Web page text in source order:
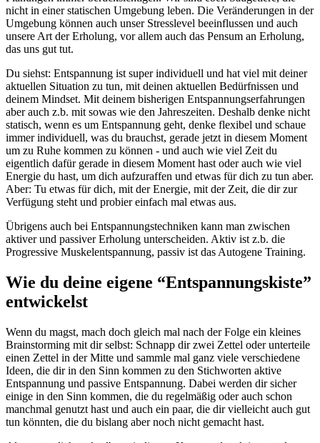
nicht in einer statischen Umgebung leben. Die Veränderungen in der
Umgebung können auch unser Stresslevel beeinflussen und auch
unsere Art der Erholung, vor allem auch das Pensum an Erholung,
das uns gut tut.
Du siehst: Entspannung ist super individuell und hat viel mit deiner
aktuellen Situation zu tun, mit deinen aktuellen Bedürfnissen und
deinem Mindset. Mit deinem bisherigen Entspannungserfahrungen
aber auch z.b. mit sowas wie den Jahreszeiten. Deshalb denke nicht
statisch, wenn es um Entspannung geht, denke flexibel und schaue
immer individuell, was du brauchst, gerade jetzt in diesem Moment
um zu Ruhe kommen zu können - und auch wie viel Zeit du
eigentlich dafür gerade in diesem Moment hast oder auch wie viel
Energie du hast, um dich aufzuraffen und etwas für dich zu tun aber.
Aber: Tu etwas für dich, mit der Energie, mit der Zeit, die dir zur
Verfügung steht und probier einfach mal etwas aus.
Übrigens auch bei Entspannungstechniken kann man zwischen
aktiver und passiver Erholung unterscheiden. Aktiv ist z.b. die
Progressive Muskelentspannung, passiv ist das Autogene Training.
Wie du deine eigene “Entspannungskiste”
entwickelst
Wenn du magst, mach doch gleich mal nach der Folge ein kleines
Brainstorming mit dir selbst: Schnapp dir zwei Zettel oder unterteile
einen Zettel in der Mitte und sammle mal ganz viele verschiedene
Ideen, die dir in den Sinn kommen zu den Stichworten aktive
Entspannung und passive Entspannung. Dabei werden dir sicher
einige in den Sinn kommen, die du regelmäßig oder auch schon
manchmal genutzt hast und auch ein paar, die dir vielleicht auch gut
tun könnten, die du bislang aber noch nicht gemacht hast.